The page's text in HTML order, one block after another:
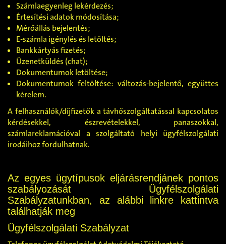
Számlaegyenleg lekérdezés;
Értesítési adatok módosítása;
Mérőállás bejelentés;
E-számla igénylés és letöltés;
Bankkártyás fizetés;
Üzenetküldés (chat);
Dokumentumok letöltése;
Dokumentumok feltöltése: változás-bejelentő, együttes
kérelem.
A felhasználók/díjfizetők a távhőszolgáltatással kapcsolatos
kérdésekkel, észrevételekkel, panaszokkal,
számlareklamációval a szolgáltató helyi ügyfélszolgálati
irodáihoz fordulhatnak.
Az egyes ügytípusok eljárásrendjánek pontos
szabályozását Ügyfélszolgálati
Szabályzatunkban, az alábbi linkre kattintva
találhatják meg
Ügyfélszolgálati Szabályzat